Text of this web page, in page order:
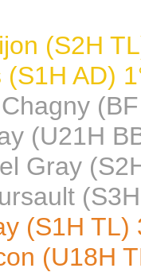
(S2H
AD)
(U21H
Gray
(S1H TL)
(U18H